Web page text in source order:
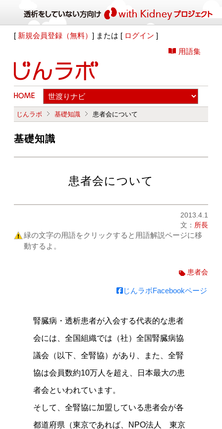
[ 新規会員登録（無料）] または [ ログイン ]
用語集
じんラボ 基礎知識 患者会について
基礎知識
患者会について
2013.4.1
文： 所長
緑の文字の用語をクリックすると用語解説ページに移
動するよ。
患者会
じんラボFacebookページ
腎臓病・透析患者が入会する代表的な患者
会には、全国組織では（社）全国腎臓病協
議会（以下、全腎協）があり、また、全腎
協は会員数約10万人を超え、日本最大の患
者会といわれています。
そして、全腎協に加盟している患者会が各
都道府県（東京であれば、NPO法人 東京